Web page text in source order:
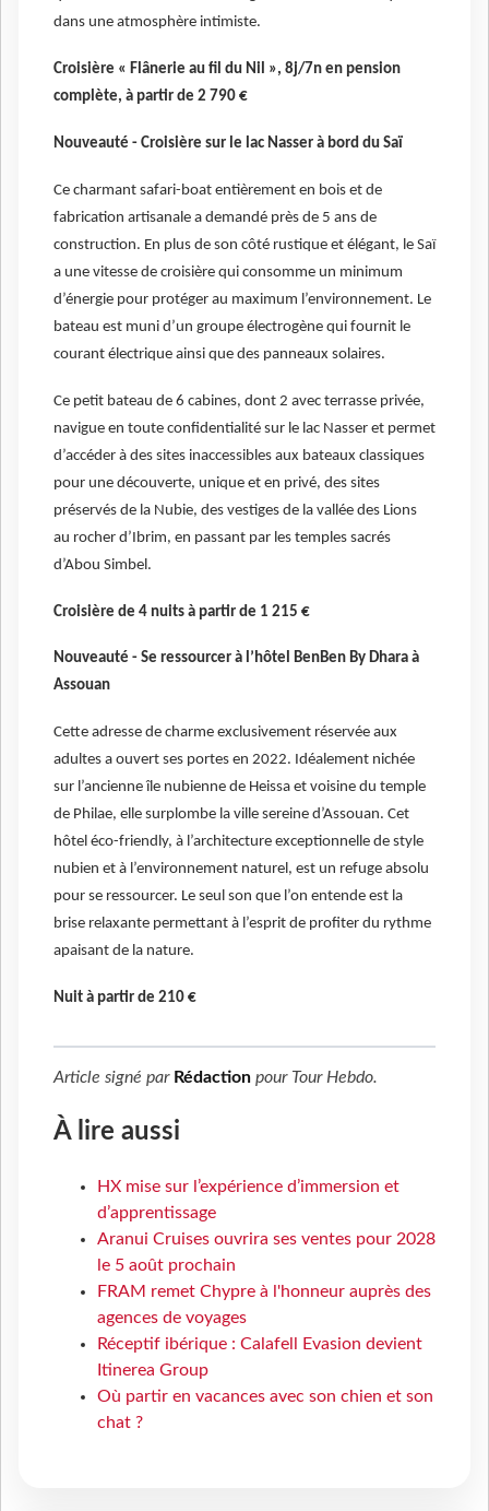
dans une atmosphère intimiste.
Croisière « Flânerie au fil du Nil », 8j/7n en pension
complète, à partir de 2 790 €
Nouveauté - Croisière sur le lac Nasser à bord du Saï
Ce charmant safari-boat entièrement en bois et de
fabrication artisanale a demandé près de 5 ans de
construction. En plus de son côté rustique et élégant, le Saï
a une vitesse de croisière qui consomme un minimum
d’énergie pour protéger au maximum l’environnement. Le
bateau est muni d’un groupe électrogène qui fournit le
courant électrique ainsi que des panneaux solaires.
Ce petit bateau de 6 cabines, dont 2 avec terrasse privée,
navigue en toute confidentialité sur le lac Nasser et permet
d’accéder à des sites inaccessibles aux bateaux classiques
pour une découverte, unique et en privé, des sites
préservés de la Nubie, des vestiges de la vallée des Lions
au rocher d’Ibrim, en passant par les temples sacrés
d’Abou Simbel.
Croisière de 4 nuits à partir de 1 215 €
Nouveauté - Se ressourcer à l’hôtel BenBen By Dhara à
Assouan
Cette adresse de charme exclusivement réservée aux
adultes a ouvert ses portes en 2022. Idéalement nichée
sur l’ancienne île nubienne de Heissa et voisine du temple
de Philae, elle surplombe la ville sereine d’Assouan. Cet
hôtel éco-friendly, à l’architecture exceptionnelle de style
nubien et à l’environnement naturel, est un refuge absolu
pour se ressourcer. Le seul son que l’on entende est la
brise relaxante permettant à l’esprit de profiter du rythme
apaisant de la nature.
Nuit à partir de 210 €
Article signé par Rédaction pour Tour Hebdo.
À lire aussi
HX mise sur l’expérience d’immersion et
d’apprentissage
Aranui Cruises ouvrira ses ventes pour 2028
le 5 août prochain
FRAM remet Chypre à l'honneur auprès des
agences de voyages
Réceptif ibérique : Calafell Evasion devient
Itinerea Group
Où partir en vacances avec son chien et son
chat ?